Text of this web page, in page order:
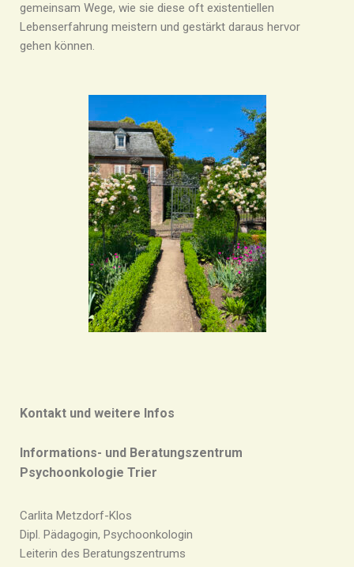
gemeinsam Wege, wie sie diese oft existentiellen
Lebenserfahrung meistern und gestärkt daraus hervor
gehen können.
Kontakt und weitere Infos
Informations- und Beratungszentrum
Psychoonkologie Trier
Carlita Metzdorf-Klos
Dipl. Pädagogin, Psychoonkologin
Leiterin des Beratungszentrums